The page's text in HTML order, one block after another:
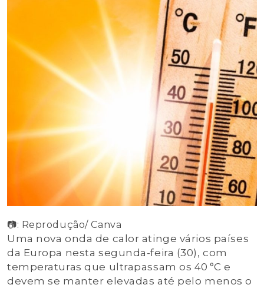
📷: Reprodução/ Canva
Uma nova onda de calor atinge vários países
da Europa nesta segunda-feira (30), com
temperaturas que ultrapassam os 40 °C e
devem se manter elevadas até pelo menos o